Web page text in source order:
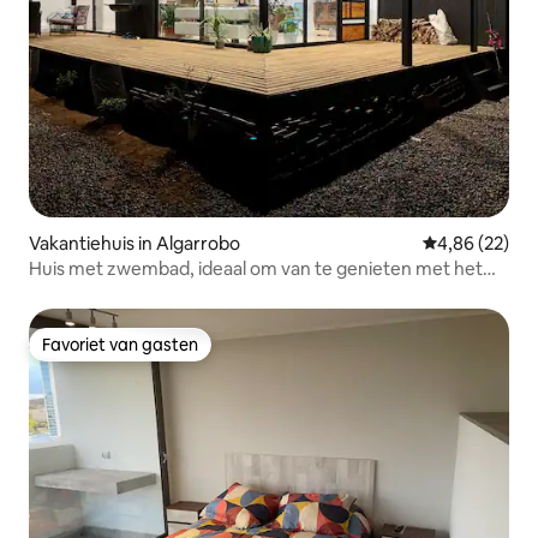
Vakantiehuis in Algarrobo Gemiddelde
4,86 (22)
Huis met zwembad, ideaal om van te genieten met het
Favoriet van gasten
Favoriet van gasten